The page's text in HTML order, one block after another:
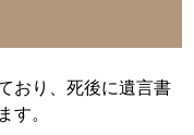
おり、死後に遺言書
す。